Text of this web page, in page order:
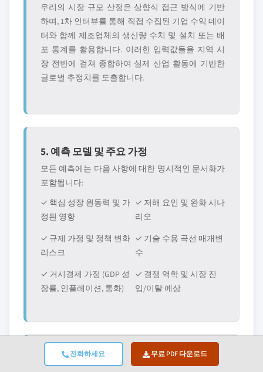
전화하세요 무료 PDF 다운로드
우리의 시장 규모 산정은 상향식 접근 방식에 기반
하며, 1차 인터뷰를 통해 직접 수집된 기업 수익 데이
터와 함께 제조업체의 생산량 수치 및 설치 또는 배
포 통계를 활용합니다. 이러한 입력값들을 지역 시
장 전반에 걸쳐 종합하여 실제 산업 활동에 기반한
글로벌 추정치를 도출합니다.
5. 예측 모델 및 주요 가정
모든 예측에는 다음 사항에 대한 명시적인 문서화가
포함됩니다:
✓ 핵심 성장 원동력 및 가
정된 영향
✓ 저해 요인 및 완화 시나
리오
✓ 규제 가정 및 정책 변화
리스크
✓ 기술 수용 곡선 매개변
수
✓ 거시경제 가정 (GDP 성
장률, 인플레이션, 통화)
✓ 경쟁 역학 및 시장 진
입/이탈 예상
6. 검증 및 품질 보증